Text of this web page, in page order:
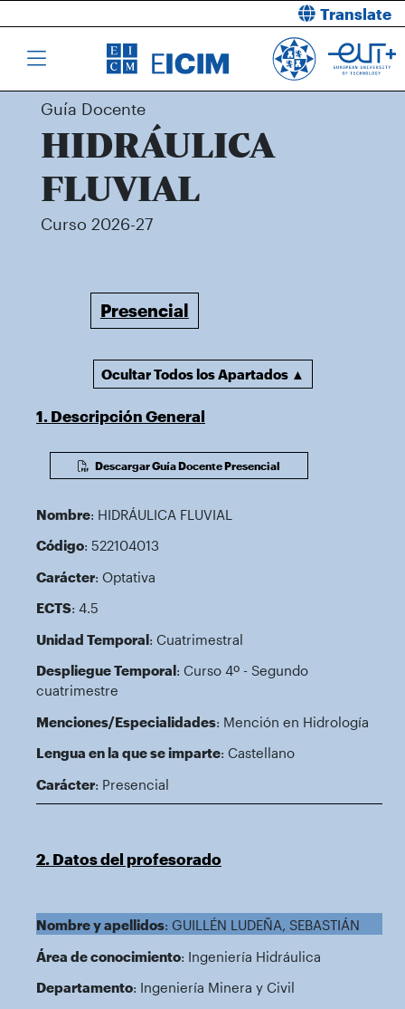
Translate
Guía Docente
HIDRÁULICA
FLUVIAL
Curso 2026-27
Presencial
Ocultar Todos los Apartados ▲
1. Descripción General
Descargar Guía Docente Presencial
Nombre: HIDRÁULICA FLUVIAL
Código: 522104013
Carácter: Optativa
ECTS: 4.5
Unidad Temporal: Cuatrimestral
Despliegue Temporal: Curso 4º - Segundo
cuatrimestre
Menciones/Especialidades: Mención en Hidrología
Lengua en la que se imparte: Castellano
Carácter: Presencial
2. Datos del profesorado
Nombre y apellidos: GUILLÉN LUDEÑA, SEBASTIÁN
Área de conocimiento: Ingeniería Hidráulica
Departamento: Ingeniería Minera y Civil